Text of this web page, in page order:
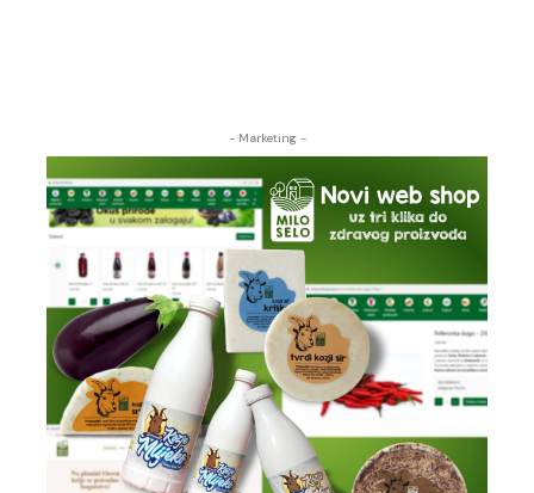
- Marketing -